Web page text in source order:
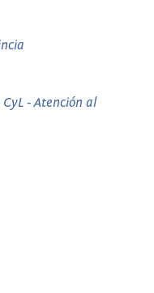
- Atención al